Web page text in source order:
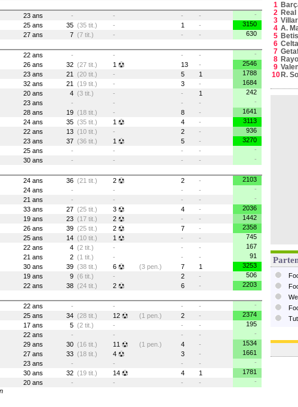
23 ans - - - -
-
25 ans 35 (35 tit.) - 1 -
3150
27 ans 7 (7 tit.) - - -
630
22 ans - - - -
-
26 ans 32 (27 tit.) 1 13 -
2546
23 ans 21 (20 tit.) - 5 1
1788
32 ans 21 (19 tit.) - 3 -
1684
20 ans 4 (3 tit.) - - 1
242
23 ans - - - -
-
28 ans 19 (18 tit.) - 8 -
1641
24 ans 35 (35 tit.) 1 4 -
3113
22 ans 13 (10 tit.) - 2 -
936
23 ans 37 (36 tit.) 1 5 -
3270
25 ans - - - -
-
30 ans - - - -
-
24 ans 36 (21 tit.) 2 2 -
2103
24 ans - - - -
-
21 ans - - - -
-
33 ans 27 (25 tit.) 3 4 -
2036
19 ans 23 (17 tit.) 2 - -
1442
26 ans 39 (25 tit.) 2 7 -
2358
25 ans 14 (10 tit.) 1 - -
745
22 ans 4 (2 tit.) - - -
167
21 ans 2 (1 tit.) - - -
91
30 ans 39 (38 tit.) 6 (3 pen.) 7 1
3253
19 ans 9 (6 tit.) - 2 -
506
22 ans 38 (24 tit.) 2 6 -
2203
22 ans - - - -
-
25 ans 34 (28 tit.) 12 (1 pen.) 2 -
2374
17 ans 5 (2 tit.) - - -
195
22 ans - - - -
-
29 ans 30 (16 tit.) 11 (1 pen.) 4 -
1534
27 ans 33 (18 tit.) 4 3 -
1661
23 ans - - - -
-
30 ans 32 (19 tit.) 14 4 1
1781
20 ans - - - -
-
1
2 Real
3
4 A.
5
6
7
8
9
10 R.